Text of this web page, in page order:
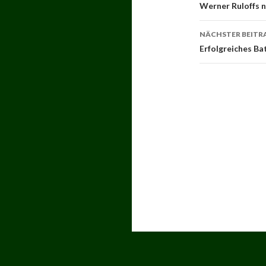
Werner Ruloffs
NÄCHSTER
Erfolgreiches